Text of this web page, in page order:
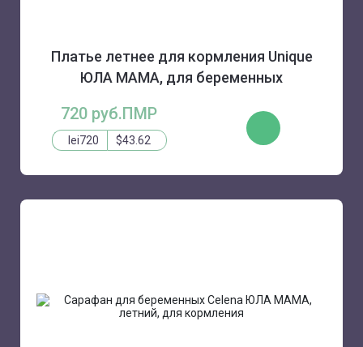
Платье летнее для кормления Unique
ЮЛА МАМА, для беременных
720 руб.ПМР
lei720 $43.62
КУПИТЬ